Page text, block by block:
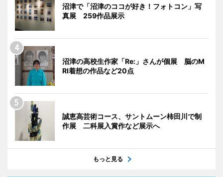
沼津で「沼津のココが好き！フォトコン」写
真展 259作品展示
沼津の高校生作家「Re:」さんが個展 脳のM
RI着想の作品など20点
誠恵高芸術コース、サントムーン柿田川で制
作展 二科展入賞作など展示へ
もっと見る